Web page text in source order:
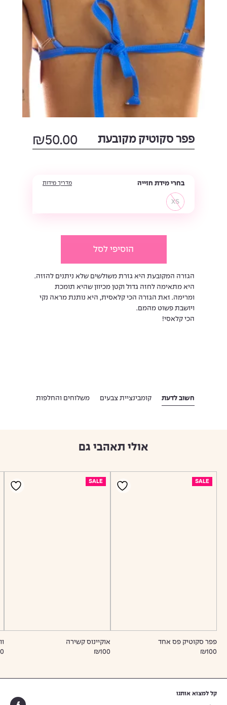
פפר סקוטיק מקובעת ₪50.00
בחרי מידת חזייה מדריך מידות
XS
הגזרה המקובעת היא גזרת משולשים שלא ניתנים להזזה.
היא מתאימה לחזה גדול וקטן מכיוון שהיא תומכת
ומרימה. זאת הגזרה הכי קלאסית, היא נותנת מראה נקי
ויושבת פשוט מהמם.
הכי קלאסי!
הוסיפי לסל
חשוב לדעת קומבינציית צבעים משלוחים והחלפות
אולי תאהבי גם
SALE
פפר סקוטיק פס אחד
₪100
SALE
אוקיינוס קשירה
₪100
קל למצוא אותנו